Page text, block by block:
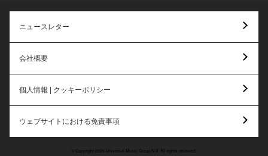
ニュースレター
会社概要
個人情報 | クッキーポリシー
ウェブサイトにおける免責事項
© Copyright 2026 Universal Music Group N.V. All rights reserved.